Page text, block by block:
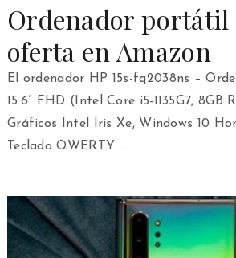
Ordenador portátil
oferta en Amazon
El ordenador HP 15s-fq2038ns –
15.6” FHD (Intel Core i5-1135G7, 8GB
Gráficos Intel Iris Xe, Windows 10
Teclado QWERTY …